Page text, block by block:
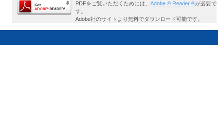
PDFをご覧いただくためには、 Adobe ® Reader ®が必要で
す。
Adobe社のサイトより無料でダウンロード可能です。